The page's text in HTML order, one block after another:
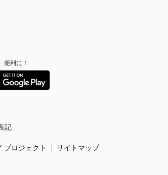
便利に！
記
プロジェクト サイトマップ